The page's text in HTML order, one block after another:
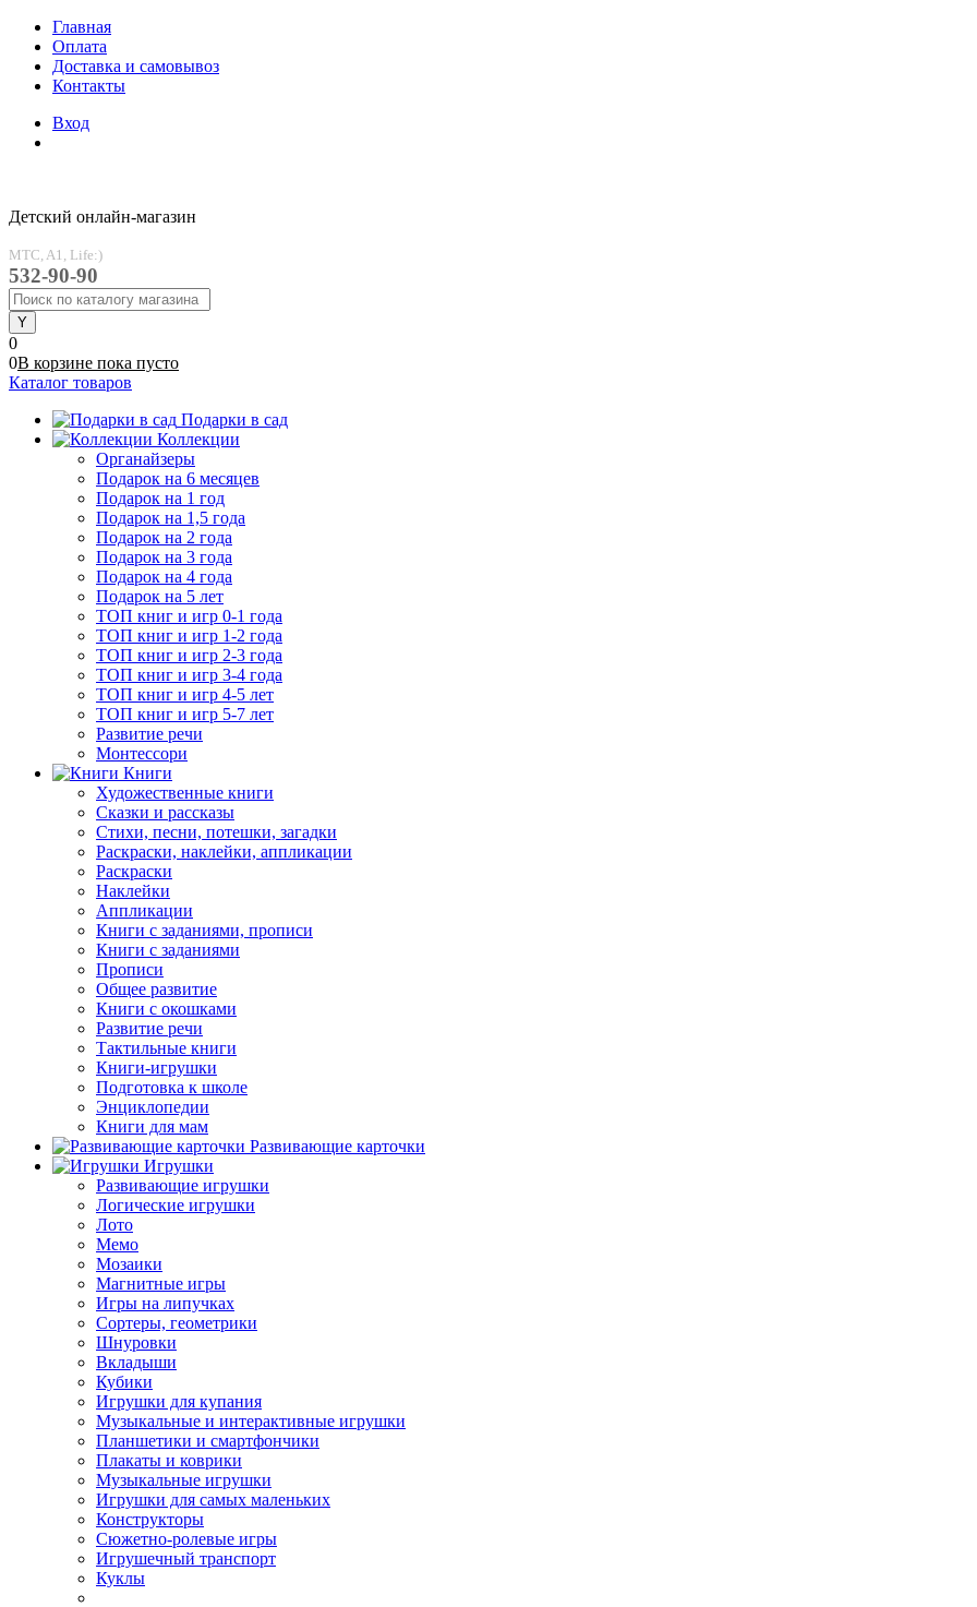
Главная
Оплата
Доставка и самовывоз
Контакты
Вход
Детский онлайн-магазин
MTC, A1, Life:)
532-90-90
0
0В корзине пока пусто
Каталог товаров
Подарки в сад
Коллекции
Органайзеры
Подарок на 6 месяцев
Подарок на 1 год
Подарок на 1,5 года
Подарок на 2 года
Подарок на 3 года
Подарок на 4 года
Подарок на 5 лет
ТОП книг и игр 0-1 года
ТОП книг и игр 1-2 года
ТОП книг и игр 2-3 года
ТОП книг и игр 3-4 года
ТОП книг и игр 4-5 лет
ТОП книг и игр 5-7 лет
Развитие речи
Монтессори
Книги
Художественные книги
Сказки и рассказы
Стихи, песни, потешки, загадки
Раскраски, наклейки, аппликации
Раскраски
Наклейки
Аппликации
Книги с заданиями, прописи
Книги с заданиями
Прописи
Общее развитие
Книги с окошками
Развитие речи
Тактильные книги
Книги-игрушки
Подготовка к школе
Энциклопедии
Книги для мам
Развивающие карточки
Игрушки
Развивающие игрушки
Логические игрушки
Лото
Мемо
Мозаики
Магнитные игры
Игры на липучках
Сортеры, геометрики
Шнуровки
Вкладыши
Кубики
Игрушки для купания
Музыкальные и интерактивные игрушки
Планшетики и смартфончики
Плакаты и коврики
Музыкальные игрушки
Игрушки для самых маленьких
Конструкторы
Сюжетно-ролевые игры
Игрушечный транспорт
Куклы